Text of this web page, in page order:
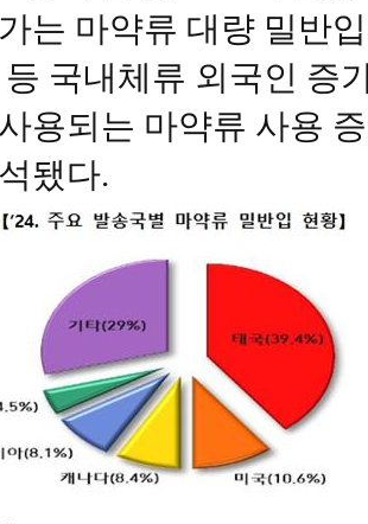
는 마약류 대량 밀반
국내체류 외국인 증
용되는 마약류 사용
됐다.